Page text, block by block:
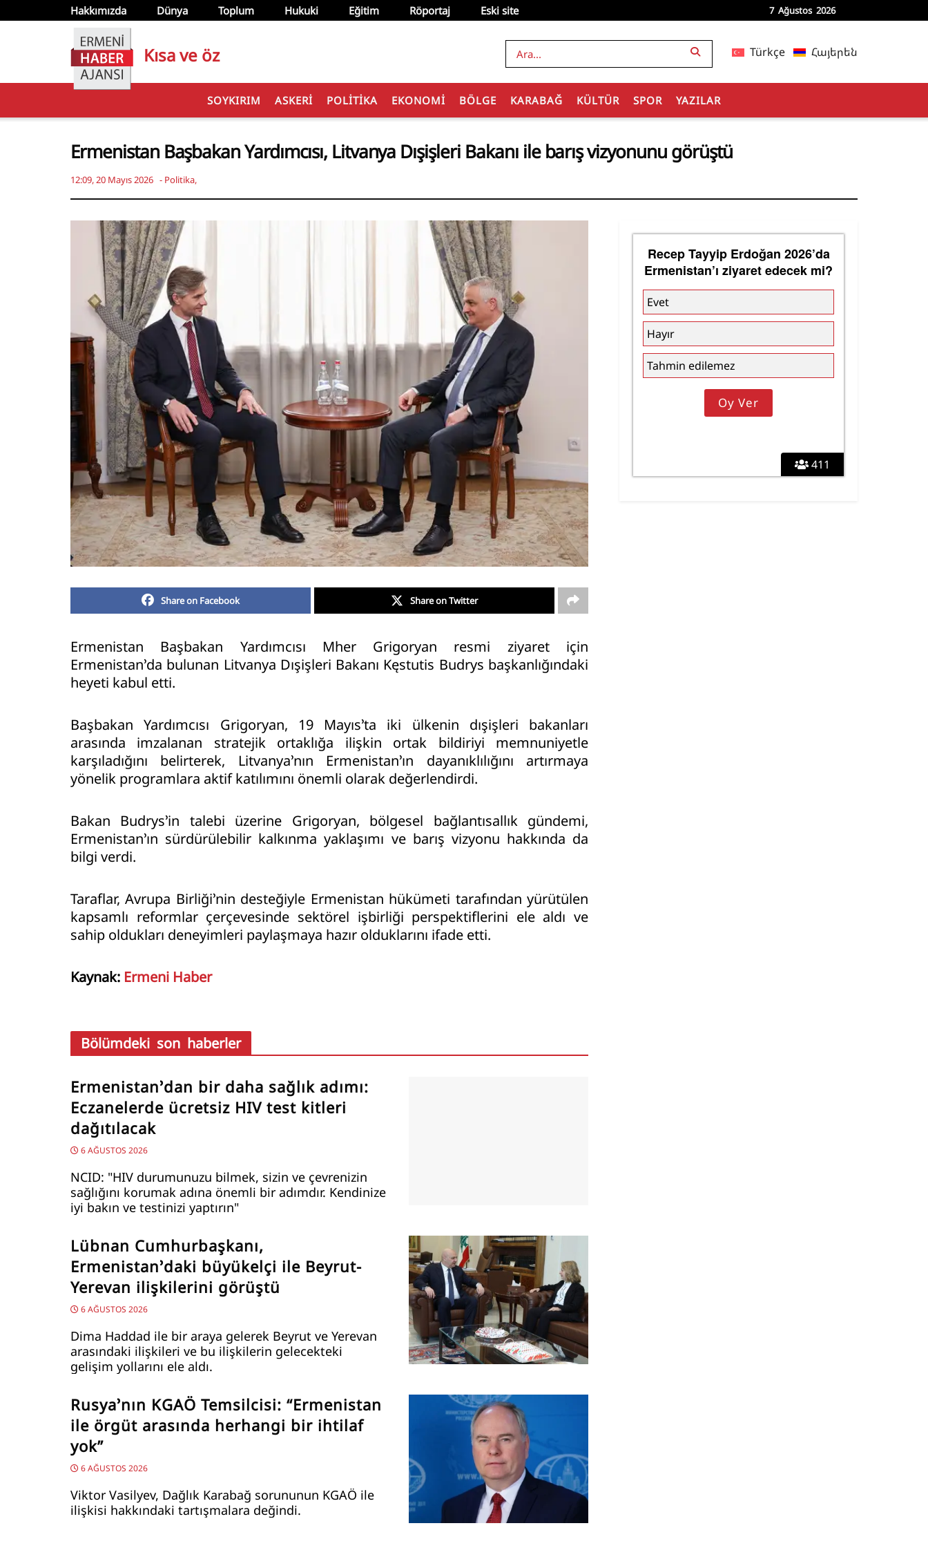
Hakkımızda Dünya Toplum Hukuki Eğitim Röportaj Eski site 7 Ağustos 2026
Kısa ve öz Türkçe Հայերեն
SOYKIRIM ASKERI POLITIKA EKONOMI BÖLGE KARABAĞ KÜLTÜR SPOR YAZILAR
Ermenistan Başbakan Yardımcısı, Litvanya Dışişleri Bakanı ile barış vizyonunu görüştü
12:09, 20 Mayıs 2026 - Politika,
Share on Facebook Share on Twitter
Ermenistan Başbakan Yardımcısı Mher Grigoryan resmi ziyaret için
Ermenistan’da bulunan Litvanya Dışişleri Bakanı Kęstutis Budrys başkanlığındaki
heyeti kabul etti.
Başbakan Yardımcısı Grigoryan, 19 Mayıs’ta iki ülkenin dışişleri bakanları
arasında imzalanan stratejik ortaklığa ilişkin ortak bildiriyi memnuniyetle
karşıladığını belirterek, Litvanya’nın Ermenistan’ın dayanıklılığını artırmaya
yönelik programlara aktif katılımını önemli olarak değerlendirdi.
Bakan Budrys’in talebi üzerine Grigoryan, bölgesel bağlantısallık gündemi,
Ermenistan’ın sürdürülebilir kalkınma yaklaşımı ve barış vizyonu hakkında da
bilgi verdi.
Taraflar, Avrupa Birliği’nin desteğiyle Ermenistan hükümeti tarafından yürütülen
kapsamlı reformlar çerçevesinde sektörel işbirliği perspektiflerini ele aldı ve
sahip oldukları deneyimleri paylaşmaya hazır olduklarını ifade etti.
Kaynak: Ermeni Haber
Bölümdeki son haberler
Ermenistan’dan bir daha sağlık adımı:
Eczanelerde ücretsiz HIV test kitleri
dağıtılacak
6 AĞUSTOS 2026
NCID: "HIV durumunuzu bilmek, sizin ve çevrenizin
sağlığını korumak adına önemli bir adımdır. Kendinize
iyi bakın ve testinizi yaptırın"
Lübnan Cumhurbaşkanı,
Ermenistan’daki büyükelçi ile Beyrut-
Yerevan ilişkilerini görüştü
6 AĞUSTOS 2026
Dima Haddad ile bir araya gelerek Beyrut ve Yerevan
arasındaki ilişkileri ve bu ilişkilerin gelecekteki
gelişim yollarını ele aldı.
Rusya’nın KGAÖ Temsilcisi: “Ermenistan
ile örgüt arasında herhangi bir ihtilaf
yok”
6 AĞUSTOS 2026
Viktor Vasilyev, Dağlık Karabağ sorununun KGAÖ ile
ilişkisi hakkındaki tartışmalara değindi.
411
Recep Tayyip Erdoğan 2026’da
Ermenistan’ı ziyaret edecek mi?
Evet
Hayır
Tahmin edilemez